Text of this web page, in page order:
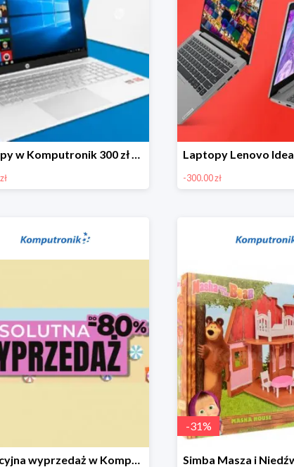
Laptopy w Komputronik 300 zł taniej
-300.00 zł
Wakacyjna wyprzedaż w Komputronik do -80%
-31%